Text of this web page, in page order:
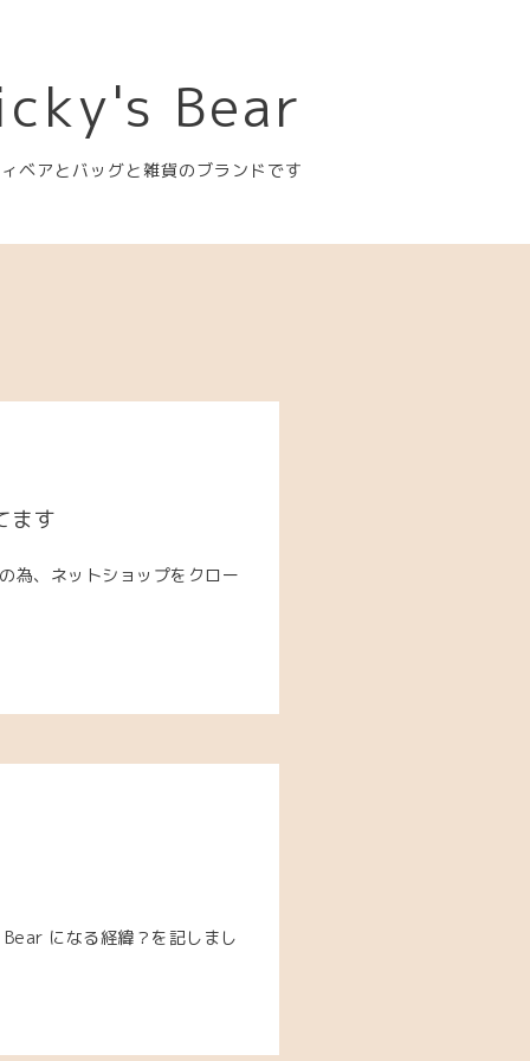
Bear
ベアとバッグと雑貨のブランドです
ます
為、ネットショップをクロー
になる経緯？を記しまし